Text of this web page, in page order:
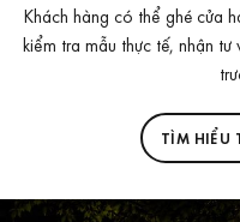
Khách hàng có thể ghé cửa
kiểm tra mẫu thực tế, nhận
TÌM HIỂU